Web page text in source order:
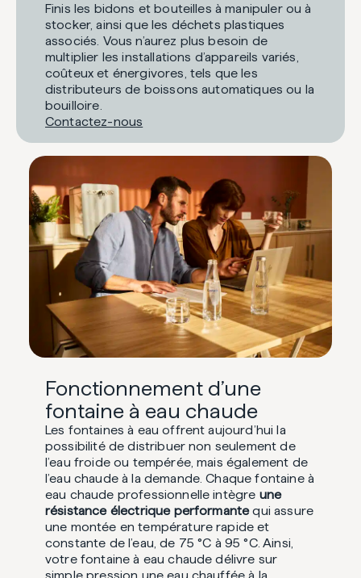
Finis les bidons et bouteilles à manipuler ou à
stocker, ainsi que les déchets plastiques
associés. Vous n’aurez plus besoin de
multiplier les installations d’appareils variés,
coûteux et énergivores, tels que les
distributeurs de boissons automatiques ou la
bouilloire.
Contactez-nous
Fonctionnement d’une
fontaine à eau chaude
Les fontaines à eau offrent aujourd’hui la
possibilité de distribuer non seulement de
l’eau froide ou tempérée, mais également de
l’eau chaude à la demande. Chaque fontaine à
eau chaude professionnelle intègre une
résistance électrique performantequi assure
une montée en température rapide et
constante de l’eau, de 75 °C à 95 °C. Ainsi,
votre fontaine à eau chaude délivre sur
simple pression une eau chauffée à la